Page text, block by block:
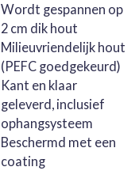
Wordt gespannen op
2 cm dik hout
Milieuvriendelijk hout
(PEFC goedgekeurd)
Kant en klaar
geleverd, inclusief
ophangsysteem
Beschermd met een
coating